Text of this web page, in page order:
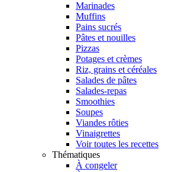
Marinades
Muffins
Pains sucrés
Pâtes et nouilles
Pizzas
Potages et crèmes
Riz, grains et céréales
Salades de pâtes
Salades-repas
Smoothies
Soupes
Viandes rôties
Vinaigrettes
Voir toutes les recettes
Thématiques
À congeler